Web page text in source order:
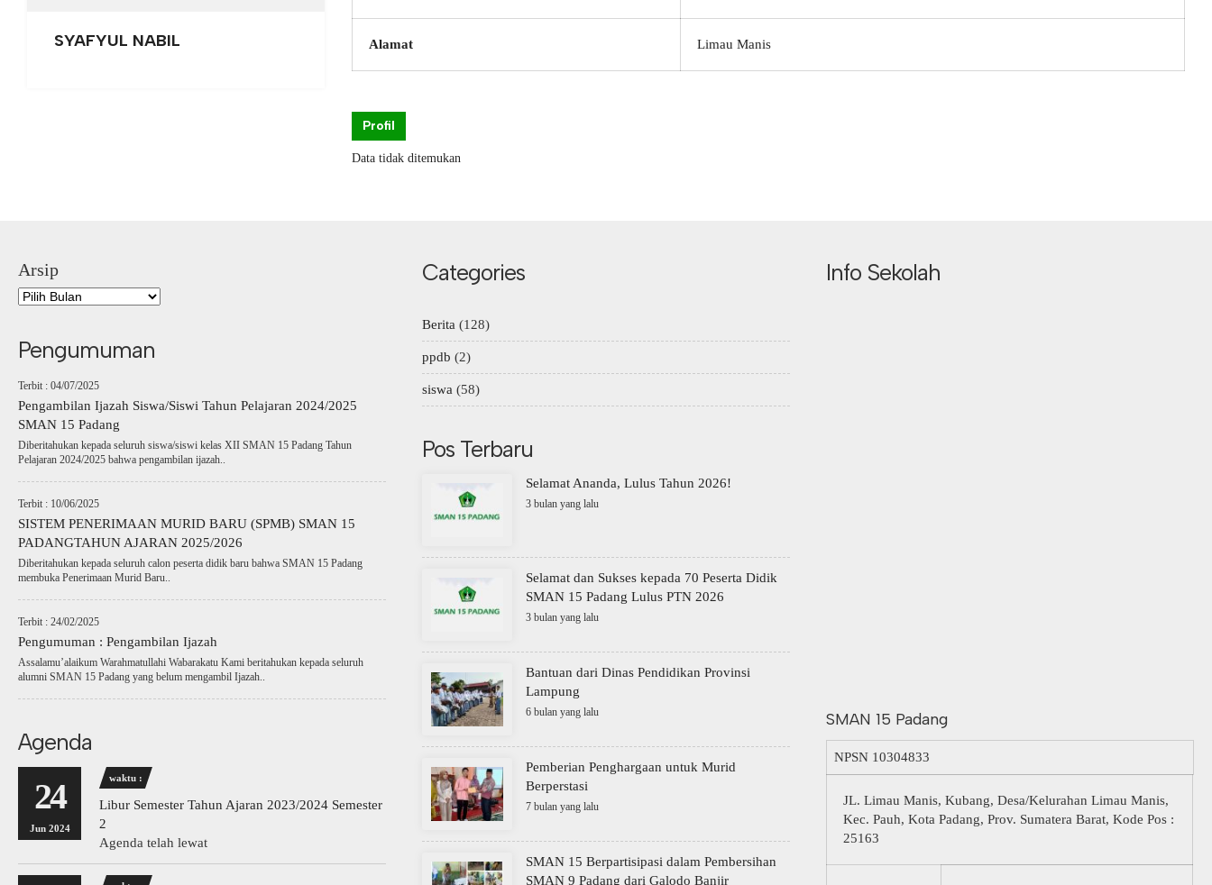
SYAFYUL NABIL Alamat Limau Manis
Profil
Data tidak ditemukan
Arsip
Pengumuman
Terbit : 04/07/2025
Pengambilan Ijazah Siswa/Siswi Tahun Pelajaran 2024/2025
SMAN 15 Padang
Diberitahukan kepada seluruh siswa/siswi kelas XII SMAN 15 Padang Tahun
Pelajaran 2024/2025 bahwa pengambilan ijazah..
Terbit : 10/06/2025
SISTEM PENERIMAAN MURID BARU (SPMB) SMAN 15
PADANGTAHUN AJARAN 2025/2026
Diberitahukan kepada seluruh calon peserta didik baru bahwa SMAN 15 Padang
membuka Penerimaan Murid Baru..
Terbit : 24/02/2025
Pengumuman : Pengambilan Ijazah
Assalamu’alaikum Warahmatullahi Wabarakatu Kami beritahukan kepada seluruh
alumni SMAN 15 Padang yang belum mengambil Ijazah..
Agenda
24
Jun 2024
waktu :
Libur Semester Tahun Ajaran 2023/2024 Semester
2
Agenda telah lewat
Categories
Berita (128)
ppdb (2)
siswa (58)
Pos Terbaru
Selamat Ananda, Lulus Tahun 2026!
3 bulan yang lalu
Selamat dan Sukses kepada 70 Peserta Didik
SMAN 15 Padang Lulus PTN 2026
3 bulan yang lalu
Bantuan dari Dinas Pendidikan Provinsi
Lampung
6 bulan yang lalu
Pemberian Penghargaan untuk Murid
Berperstasi
7 bulan yang lalu
SMAN 15 Berpartisipasi dalam Pembersihan
SMAN 9 Padang dari Galodo Banjir
Info Sekolah
SMAN 15 Padang
NPSN 10304833
JL. Limau Manis, Kubang, Desa/Kelurahan Limau Manis,
Kec. Pauh, Kota Padang, Prov. Sumatera Barat, Kode Pos :
25163